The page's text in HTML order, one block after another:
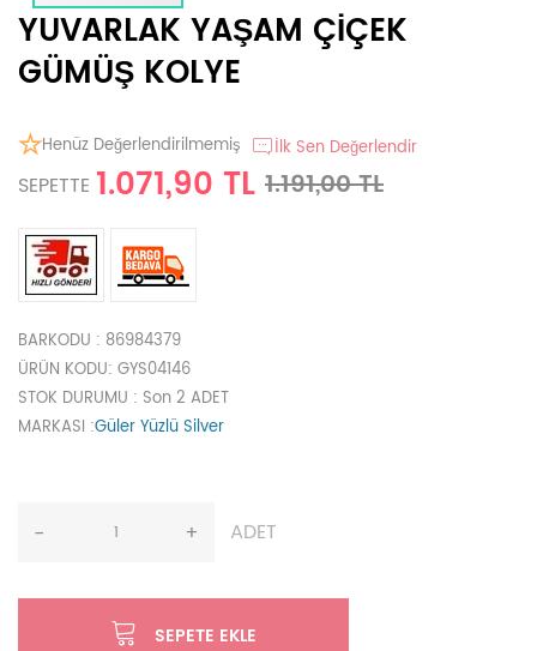
YUVARLAK YAŞAM ÇİÇEK
GÜMÜŞ KOLYE
Henüz Değerlendirilmemiş İlk Sen Değerlendir
SEPETTE 1.071,90 TL 1.191,00 TL
BARKODU : 86984379
ÜRÜN KODU: GYS04146
STOK DURUMU : Son 2 ADET
MARKASI :Güler Yüzlü Silver
- + ADET
SEPETE EKLE